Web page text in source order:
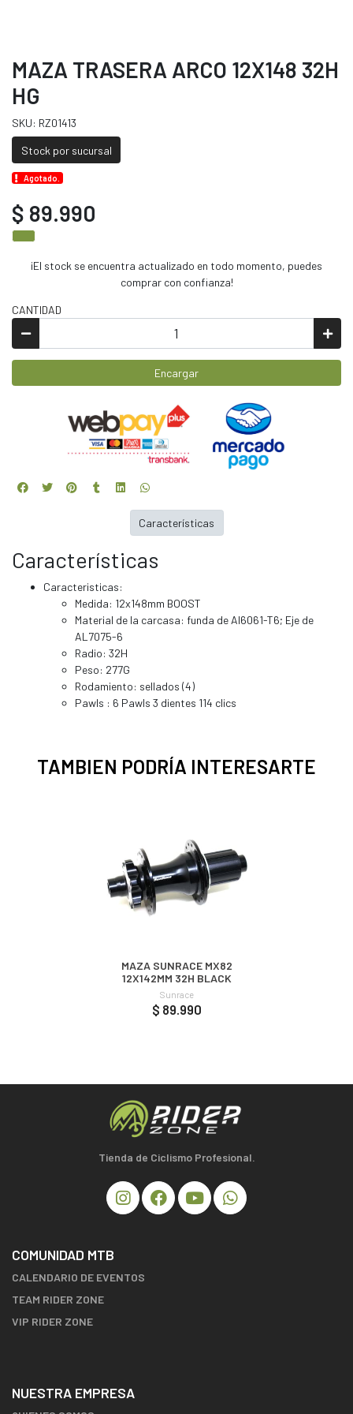
MAZA TRASERA ARCO 12X148 32H
HG
SKU: RZ01413
Stock por sucursal
Agotado.
$ 89.990
¡El stock se encuentra actualizado en todo momento, puedes
comprar con confianza!
CANTIDAD
Encargar
Características
Caracteristicas:
Medida: 12x148mm BOOST
Material de la carcasa: funda de Al6061-T6; Eje de
AL7075-6
Radio: 32H
Peso: 277G
Rodamiento: sellados (4)
Pawls : 6 Pawls 3 dientes 114 clics
Características
TAMBIEN PODRÍA INTERESARTE
MAZA SUNRACE MX82
12X142MM 32H BLACK
Sunrace
$ 89.990
Tienda de Ciclismo Profesional.
COMUNIDAD MTB
CALENDARIO DE EVENTOS
TEAM RIDER ZONE
VIP RIDER ZONE
NUESTRA EMPRESA